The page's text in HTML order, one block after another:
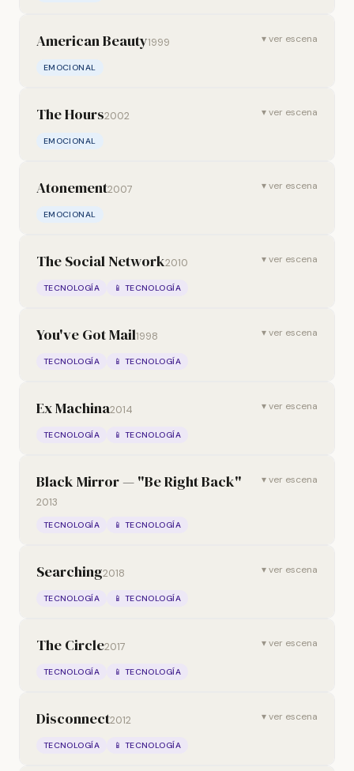
American Beauty1999
EMOCIONAL
▾ ver escena
The Hours2002
EMOCIONAL
▾ ver escena
Atonement2007
EMOCIONAL
▾ ver escena
The Social Network2010
TECNOLOGÍA 📱 TECNOLOGÍA
▾ ver escena
You've Got Mail1998
TECNOLOGÍA 📱 TECNOLOGÍA
▾ ver escena
Ex Machina2014
TECNOLOGÍA 📱 TECNOLOGÍA
▾ ver escena
Black Mirror — "Be Right Back"
2013
TECNOLOGÍA 📱 TECNOLOGÍA
▾ ver escena
Searching2018
TECNOLOGÍA 📱 TECNOLOGÍA
▾ ver escena
The Circle2017
TECNOLOGÍA 📱 TECNOLOGÍA
▾ ver escena
Disconnect2012
TECNOLOGÍA 📱 TECNOLOGÍA
▾ ver escena